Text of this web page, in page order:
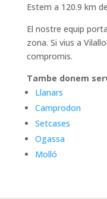
Estem a 120.9 km
El nostre equip
zona. Si vius a
compromis.
Tambe donem
Llanars
Camprodon
Setcases
Ogassa
Molló